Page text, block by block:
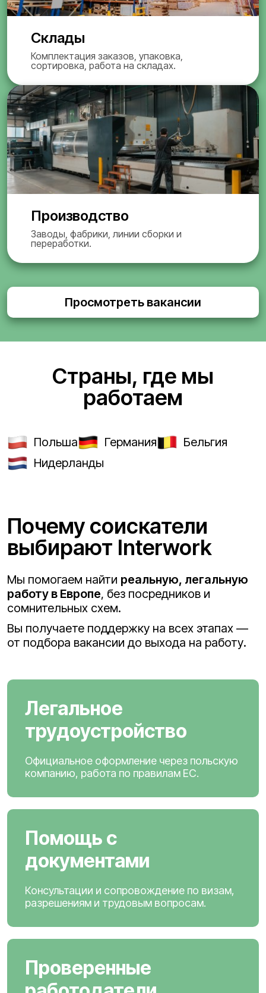
Склады
Комплектация заказов, упаковка,
сортировка, работа на складах.
Производство
Заводы, фабрики, линии сборки и
переработки.
Просмотреть вакансии
Страны, где мы
работаем
Польша Германия
Бельгия
Нидерланды
Почему соискатели
выбирают Interwork
Мы помогаем найти реальную, легальную
работу в Европе, без посредников и
сомнительных схем.
Вы получаете поддержку на всех этапах —
от подбора вакансии до выхода на работу.
Легальное
трудоустройство
Официальное оформление через польскую
компанию, работа по правилам ЕС.
Помощь с
документами
Консультации и сопровождение по визам,
разрешениям и трудовым вопросам.
Проверенные